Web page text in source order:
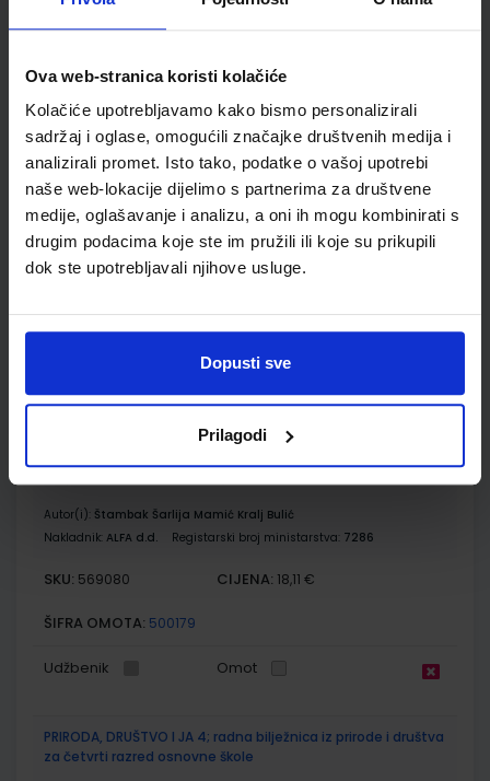
Ova web-stranica koristi kolačiće
Kolačiće upotrebljavamo kako bismo personalizirali
sadržaj i oglase, omogućili značajke društvenih medija i
analizirali promet. Isto tako, podatke o vašoj upotrebi
naše web-lokacije dijelimo s partnerima za društvene
medije, oglašavanje i analizu, a oni ih mogu kombinirati s
drugim podacima koje ste im pružili ili koje su prikupili
dok ste upotrebljavali njihove usluge.
Dopusti sve
Prilagodi
SKU:567214 CIJENA:11,88 €
E-SVIJET 4; radna bilježnica informatike u četvrtom razredu
osnovne škole
Autor(i):Blagus Ljubić Klemše Ružić Stančić
Nakladnik:ŠKOLSKA KNJIGA d.d.
Registarski broj ministarstva:
7004-DOM
Udžbenik Omot
za četvrti razred osnovne škole
Autor(i): Štambak Šarlija Mamić Kralj Bulić
Nakladnik: ALFA d.d. Registarski broj ministarstva: 7286
SKU: 569080 CIJENA: 18,11 €
ŠIFRA OMOTA: 500179
Udžbenik Omot
PRIRODA, DRUŠTVO I JA 4; radna bilježnica iz prirode i društva
za četvrti razred osnovne škole